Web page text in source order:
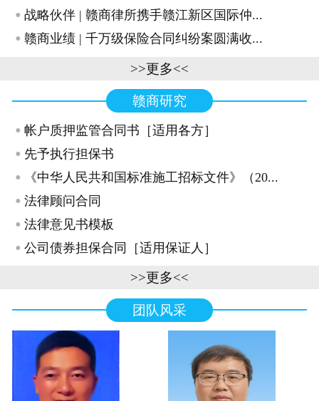
· 战略伙伴 | 赣商律所携手赣江新区国际仲...
· 赣商业绩 | 千万级保险合同纠纷案圆满收...
>>更多<<
赣商研究
· 帐户质押监管合同书［适用各方］
· 先予执行担保书
· 《中华人民共和国标准施工招标文件》（20...
· 法律顾问合同
· 法律意见书模板
· 公司债券担保合同［适用保证人］
>>更多<<
团队风采